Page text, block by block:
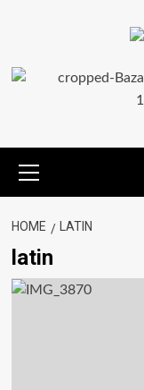
HOME LATIN
latin